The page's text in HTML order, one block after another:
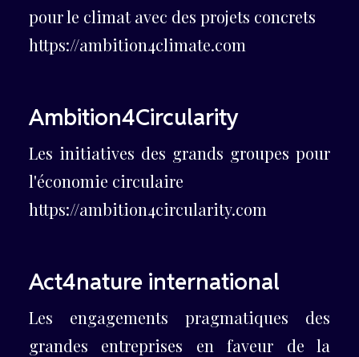
pour le climat avec des projets concrets
https://ambition4climate.com
Ambition4Circularity
Les initiatives des grands groupes pour
l'économie circulaire
https://ambition4circularity.com
Act4nature international
Les engagements pragmatiques des
grandes entreprises en faveur de la